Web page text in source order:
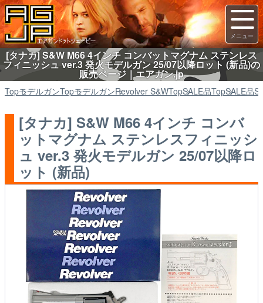
[タナカ] S&W M66 4インチ コンバットマグナム ステンレス
フィニッシュ ver.3 発火モデルガン 25/07以降ロット (新品)の
販売ページ｜エアガン.jp
TopモデルガンTopモデルガンRevolver S&WTopSALE品TopSALE品
[タナカ] S&W M66 4インチ コンバ
ットマグナム ステンレスフィニッシ
ュ ver.3 発火モデルガン 25/07以降ロ
ット (新品)